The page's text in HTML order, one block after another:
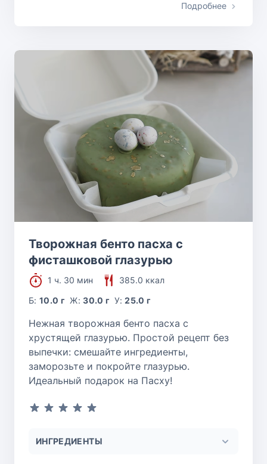
Подробнее
Творожная бенто пасха с
фисташковой глазурью
1 ч. 30 мин
385.0 ккал
Б:10.0 г Ж:30.0 г У:25.0 г
Нежная творожная бенто пасха с
хрустящей глазурью. Простой рецепт без
выпечки: смешайте ингредиенты,
заморозьте и покройте глазурью.
Идеальный подарок на Пасху!
ИНГРЕДИЕНТЫ